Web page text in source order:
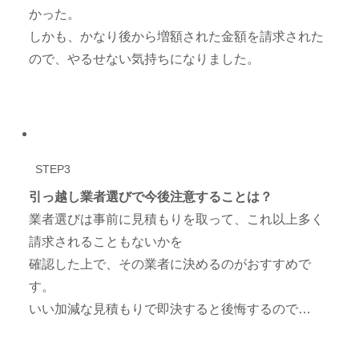
かった。
しかも、かなり後から増額された金額を請求された
ので、やるせない気持ちになりました。
STEP3
引っ越し業者選びで今後注意することは？
業者選びは事前に見積もりを取って、これ以上多く
請求されることもないかを
確認した上で、その業者に決めるのがおすすめで
す。
いい加減な見積もりで即決すると後悔するので…